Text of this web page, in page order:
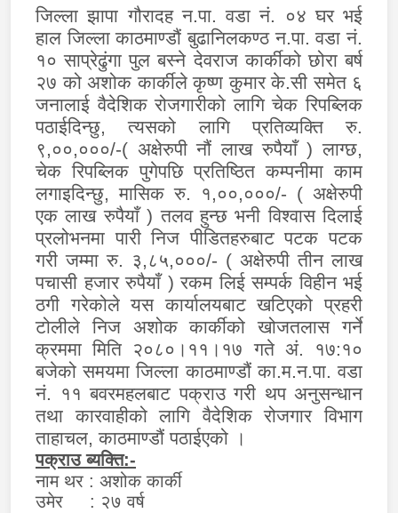
जिल्ला झापा गौरादह न.पा. वडा नं. ०४ घर भई
हाल जिल्ला काठमाण्डौं बुढानिलकण्ठ न.पा. वडा नं.
१० साप्रेढुंगा पुल बस्ने देवराज कार्कीको छोरा बर्ष
२७ को अशोक कार्कीले कृष्ण कुमार के.सी समेत ६
जनालाई वैदेशिक रोजगारीको लागि चेक रिपब्लिक
पठाईदिन्छु, त्यसको लागि प्रतिव्यक्ति रु.
९,००,०००/-( अक्षेरुपी नौं लाख रुपैयाँ ) लाग्छ,
चेक रिपब्लिक पुगेपछि प्रतिष्ठित कम्पनीमा काम
लगाइदिन्छु, मासिक रु. १,००,०००/- ( अक्षेरुपी
एक लाख रुपैयाँ ) तलव हुन्छ भनी विश्वास दिलाई
प्रलोभनमा पारी निज पीडितहरुबाट पटक पटक
गरी जम्मा रु. ३,८५,०००/- ( अक्षेरुपी तीन लाख
पचासी हजार रुपैयाँ ) रकम लिई सम्पर्क विहीन भई
ठगी गरेकोले यस कार्यालयबाट खटिएको प्रहरी
टोलीले निज अशोक कार्कीको खोजतलास गर्ने
क्रममा मिति २०८०।११।१७ गते अं. १७:१०
बजेको समयमा जिल्ला काठमाण्डौं का.म.न.पा. वडा
नं. ११ बवरमहलबाट पक्राउ गरी थप अनुसन्धान
तथा कारवाहीको लागि वैदेशिक रोजगार विभाग
ताहाचल, काठमाण्डौं पठाईएको ।
पक्राउ ब्यक्ति:-
नाम थर : अशोक कार्की
उमेर : २७ वर्ष